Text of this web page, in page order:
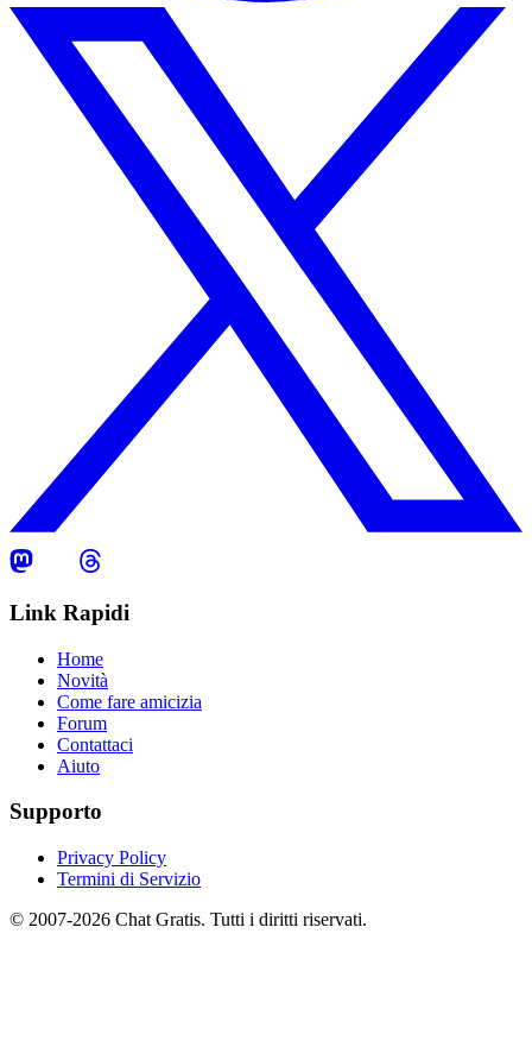
Link Rapidi
Home
Novità
Come fare amicizia
Forum
Contattaci
Aiuto
Supporto
Privacy Policy
Termini di Servizio
© 2007-2026 Chat Gratis. Tutti i diritti riservati.